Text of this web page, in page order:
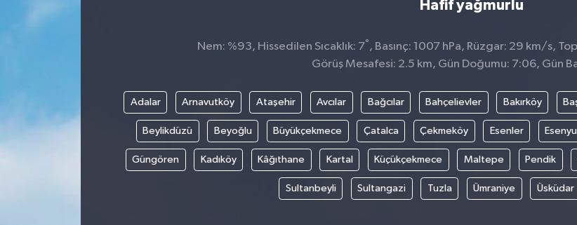
Hafif yağmurlu
Nem: %93, Hissedilen Sıcaklık: 7° , Basınç: 1007 hPa, Rüzgar: 29 km/s,
Görüş Mesafesi: 2.5 km, Gün Doğumu: 7:06, Gün
Adalar Arnavutköy Ataşehir Avcılar Bağcılar Bahçelievler Bakırköy
Beylikdüzü Beyoğlu Büyükçekmece Çatalca Çekmeköy Esenler
Güngören Kadıköy Kâğıthane Kartal Küçükçekmece Maltepe Pendik
Sultanbeyli Sultangazi Tuzla Ümraniye Üsküdar
İlim & İrfan